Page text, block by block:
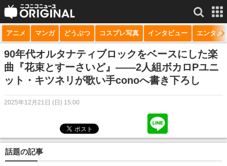
サービス一覧 もっと見る
niconico
動画
生放送
マンガ
アニメ マンガ どうぶつ コスプレ写真 インタビュー エンタメ
90年代オルタナティブロックをベースにした楽
曲『花束とすーさいど』――2人組ボカロPユニ
ット・キツネリが歌い手conoへ書き下ろし
2025年12月21日 (日) 15:00
話題の記事